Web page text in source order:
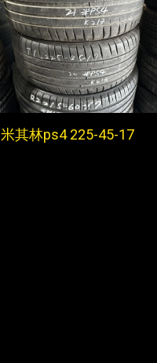
米其林ps4 225-45-17